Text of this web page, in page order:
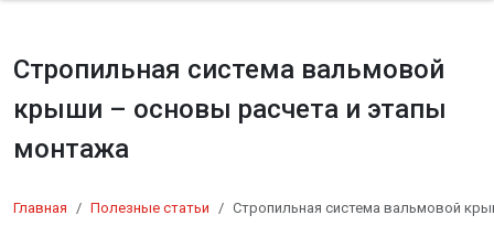
Стропильная система вальмовой
крыши – основы расчета и этапы
монтажа
Главная Полезные статьи Стропильная система вальмовой